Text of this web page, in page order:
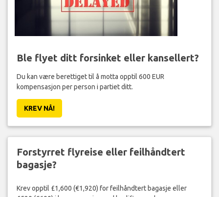
Ble flyet ditt forsinket eller kansellert?
Du kan være berettiget til å motta opptil 600 EUR
kompensasjon per person i partiet ditt.
KREV NÅ!
Forstyrret flyreise eller feilhåndtert
bagasje?
Krev opptil £1,600 (€1,920) for feilhåndtert bagasje eller